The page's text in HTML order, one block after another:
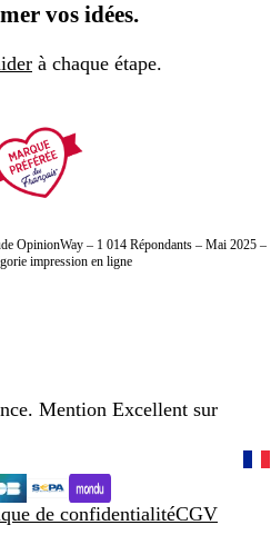
lalalavos idées.
à chaque étape.
OpinionWay – 1 014 Répondants – Mai 2025 –
impression en ligne
Mention Excellent sur
de confidentialitéCGV